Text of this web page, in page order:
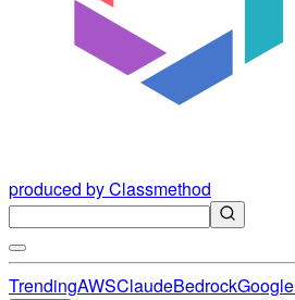
produced by Classmethod
TrendingAWSClaudeBedrock